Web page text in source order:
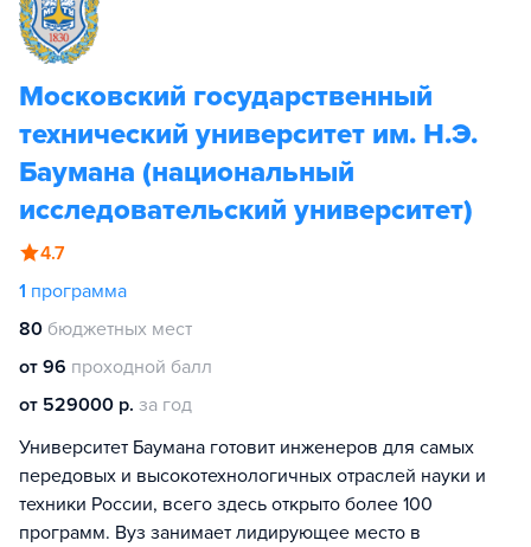
Московский государственный
технический университет им. Н.Э.
Баумана (национальный
исследовательский университет)
4.7
1 программа
80 бюджетных мест
от 96 проходной балл
от 529000 р. за год
Университет Баумана готовит инженеров для самых
передовых и высокотехнологичных отраслей науки и
техники России, всего здесь открыто более 100
программ. Вуз занимает лидирующее место в